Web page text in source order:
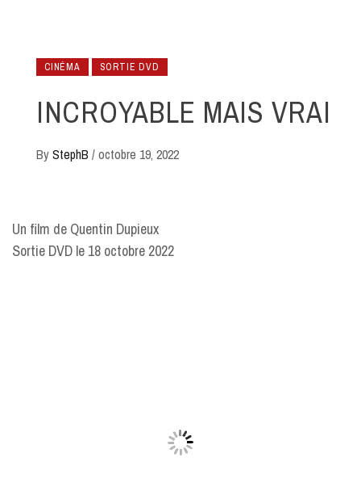
CINÉMA SORTIE DVD
INCROYABLE MAIS VRAI
ByStephB /octobre 19, 2022
Un film de Quentin Dupieux
Sortie DVD le 18 octobre 2022